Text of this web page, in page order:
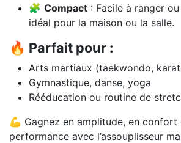
🧩 Compact : Facile à ranger
idéal pour la maison ou la salle.
🔥 Parfait pour :
Arts martiaux (taekwondo,
Gymnastique, danse, yoga
Rééducation ou routine de
💪 Gagnez en amplitude, en confort
performance avec l’assouplisseur